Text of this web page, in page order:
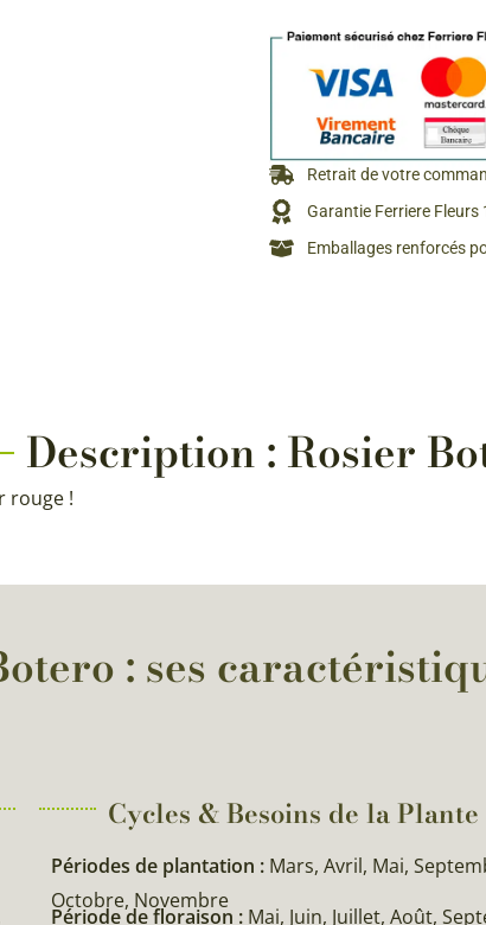
Retrait de votre
Garantie Ferriere
Emballages renforcés
Description : Rosier
rouge !
: ses
Cycles & Besoins de la Plante​
Périodes de plantation : Mars, Avril, Mai,
Octobre, Novembre
Période de floraison : Mai, Juin, Juillet, Août,